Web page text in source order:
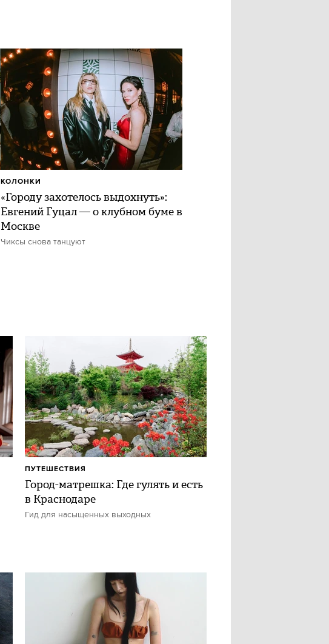
«Городу захотелось выдохнуть»:
Евгений Гуцал — о клубном буме в
Москве
Чиксы снова танцуют
КОЛОНКИ
Город-матрешка: Где гулять и есть
в Краснодаре
Гид для насыщенных выходных
ПУТЕШЕСТВИЯ